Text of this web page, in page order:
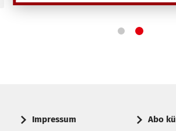
Impressum
Abo